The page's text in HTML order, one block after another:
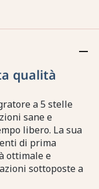
qualità
a 5 stelle
sane e
libero. La sua
di prima
ottimale e
sottoposte a